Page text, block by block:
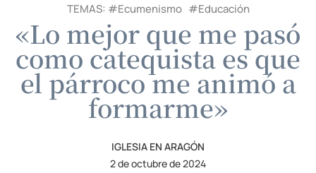
TEMAS: #Ecumenismo#Educación
«Lo mejor que me pasó
como catequista es que
el párroco me animó a
formarme»
IGLESIA EN ARAGÓN
2 de octubre de 2024